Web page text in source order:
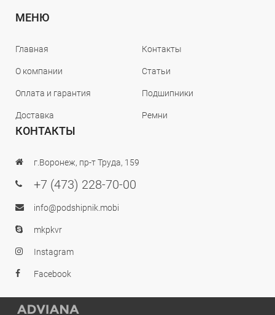
МЕНЮ
Главная
О компании
Оплата и гарантия
Доставка
Контакты
Статьи
Подшипники
Ремни
КОНТАКТЫ
г.Воронеж, пр-т Труда, 159
+7 (473) 228-70-00
info@podshipnik.mobi
mkpkvr
Instagram
Facebook